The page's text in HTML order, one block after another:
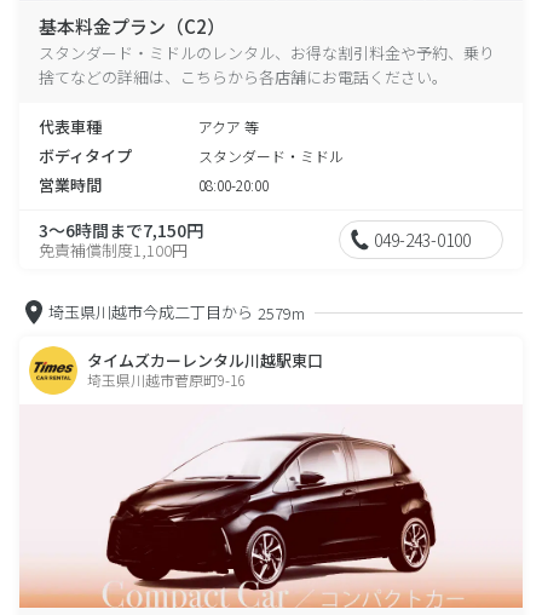
基本料金プラン（C2）
スタンダード・ミドルのレンタル、お得な割引料金や予約、乗り
捨てなどの詳細は、こちらから各店舗にお電話ください。
代表車種 アクア 等
ボディタイプ スタンダード・ミドル
営業時間 08:00-20:00
3～6時間まで7,150円
免責補償制度1,100円 049-243-0100
埼玉県川越市今成二丁目から 2579m
タイムズカーレンタル川越駅東口
埼玉県川越市菅原町9-16